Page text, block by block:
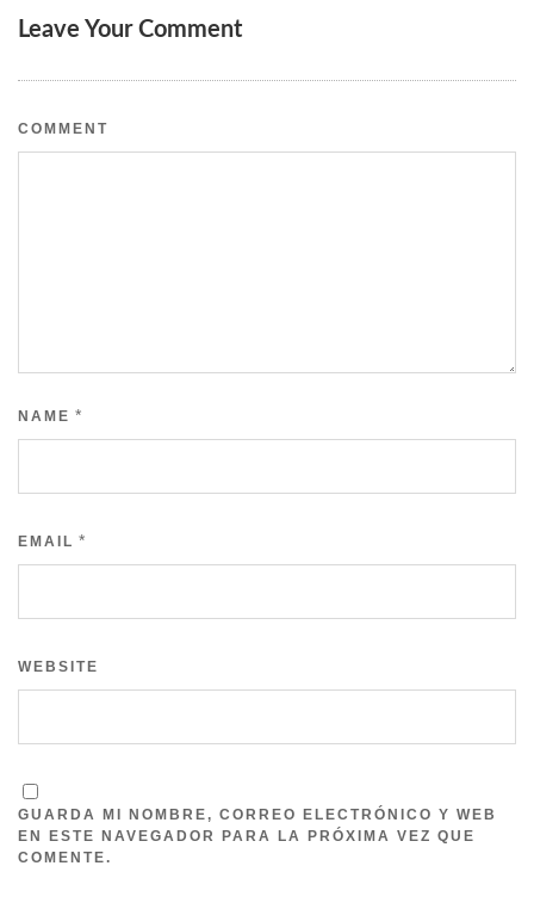
Leave Your Comment
COMMENT
NAME *
EMAIL *
WEBSITE
GUARDA MI NOMBRE, CORREO ELECTRÓNICO Y WEB
EN ESTE NAVEGADOR PARA LA PRÓXIMA VEZ QUE
COMENTE.